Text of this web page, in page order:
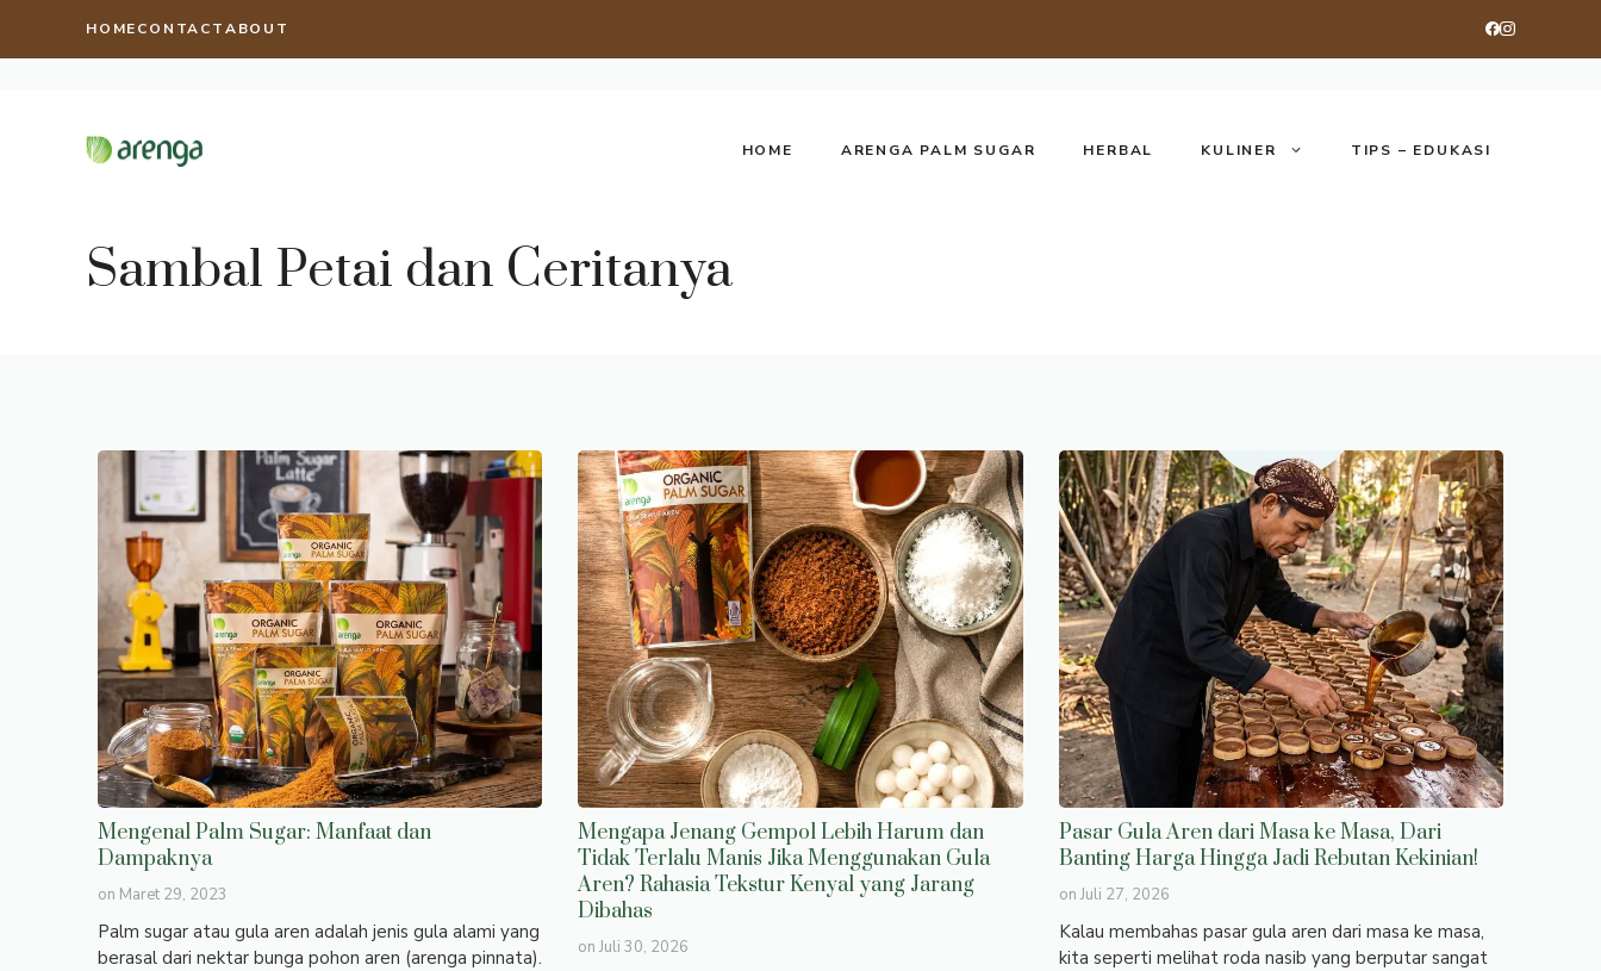
HOMECONTACTABOUT
HOME ARENGA PALM SUGAR HERBAL KULINER TIPS – EDUKASI
Sambal Petai dan Ceritanya
Mengenal Palm Sugar: Manfaat dan
Dampaknya
on Maret 29, 2023
Palm sugar atau gula aren adalah jenis gula alami yang
berasal dari nektar bunga pohon aren (arenga pinnata).
Mengapa Jenang Gempol Lebih Harum dan
Tidak Terlalu Manis Jika Menggunakan Gula
Aren? Rahasia Tekstur Kenyal yang Jarang
Dibahas
onJuli 30, 2026
Pasar Gula Aren dari Masa ke Masa, Dari
Banting Harga Hingga Jadi Rebutan Kekinian!
on Juli 27, 2026
Kalau membahas pasar gula aren dari masa ke masa,
kita seperti melihat roda nasib yang berputar sangat